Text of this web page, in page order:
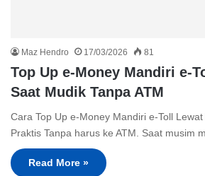
Maz Hendro 17/03/2026 81
Top Up e-Money Mandiri e-
Saat Mudik Tanpa ATM
Cara Top Up e-Money Mandiri e-Toll Lewat
Praktis Tanpa harus ke ATM. Saat musim
Read More »